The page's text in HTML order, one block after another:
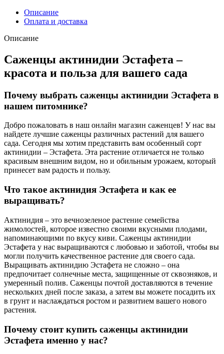
Описание
Оплата и доставка
Описание
Саженцы актинидии Эстафета –
красота и польза для вашего сада
Почему выбрать саженцы актинидии Эстафета в
нашем питомнике?
Добро пожаловать в наш онлайн магазин саженцев! У нас вы
найдете лучшие саженцы различных растений для вашего
сада. Сегодня мы хотим представить вам особенный сорт
актинидии – Эстафета. Эта растение отличается не только
красивым внешним видом, но и обильным урожаем, который
принесет вам радость и пользу.
Что такое актинидия Эстафета и как ее
выращивать?
Актинидия – это вечнозеленое растение семейства
жимолостей, которое известно своими вкусными плодами,
напоминающими по вкусу киви. Саженцы актинидии
Эстафета у нас выращиваются с любовью и заботой, чтобы вы
могли получить качественное растение для своего сада.
Выращивать актинидию Эстафета не сложно – она
предпочитает солнечные места, защищенные от сквозняков, и
умеренный полив. Саженцы почтой доставляются в течение
нескольких дней после заказа, а затем вы можете посадить их
в грунт и наслаждаться ростом и развитием вашего нового
растения.
Почему стоит купить саженцы актинидии
Эстафета именно у нас?